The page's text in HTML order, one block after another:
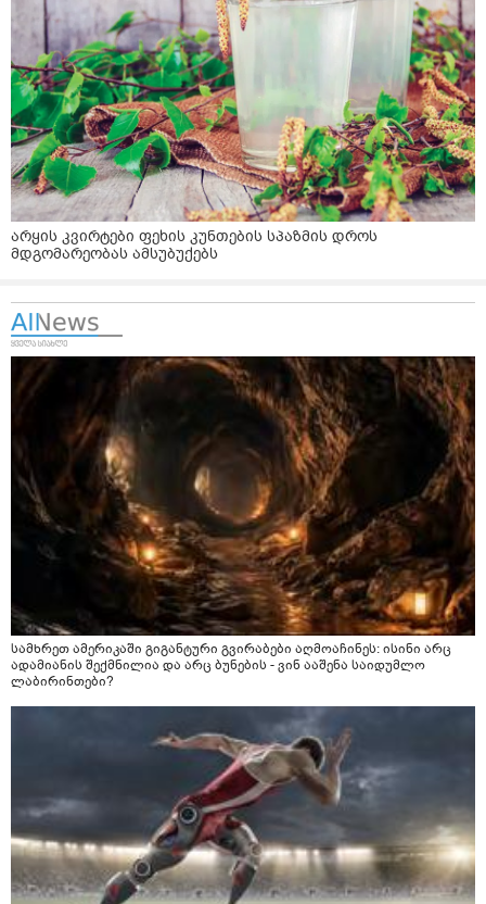
არყის კვირტები ფეხის კუნთების სპაზმის დროს
მდგომარეობას ამსუბუქებს
სამხრეთ ამერიკაში გიგანტური გვირაბები აღმოაჩინეს: ისინი არც
ადამიანის შექმნილია და არც ბუნების - ვინ ააშენა საიდუმლო
ლაბირინთები?